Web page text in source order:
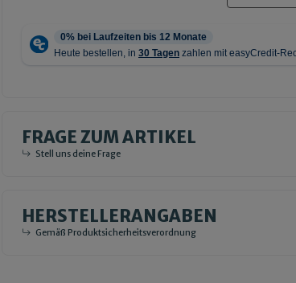
FRAGE ZUM ARTIKEL
Stell uns deine Frage
HERSTELLERANGABEN
Gemäß Produktsicherheitsverordnung